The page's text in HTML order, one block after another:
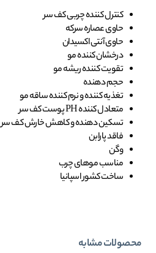
کنترل کننده چربی کف سر
حاوی عصاره سرکه
حاوی آنتی اکسیدان
درخشان کننده مو
تقویت کننده ریشه مو
حجم دهنده
تغذیه کننده و نرم کننده ساقه مو
متعادل کننده PH پوست کف سر
تسکین دهنده و کاهش خارش کف سر
فاقد پارابن
وگن
مناسب موهای چرب
ساخت کشور اسپانیا
محصولات مشابه